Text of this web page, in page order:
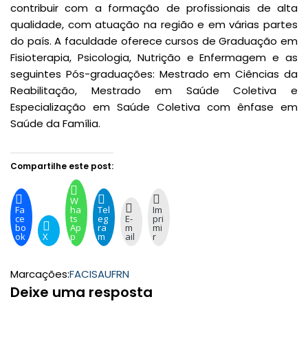
contribuir com a formação de profissionais de alta
qualidade, com atuação na região e em várias partes
do país. A faculdade oferece cursos de Graduação em
Fisioterapia, Psicologia, Nutrição e Enfermagem e as
seguintes Pós-graduações: Mestrado em Ciências da
Reabilitação, Mestrado em Saúde Coletiva e
Especialização em Saúde Coletiva com ênfase em
Saúde da Família.
Compartilhe este post:
Fa
ce
bo
ok X
W
ha
ts
Ap
p
Tel
eg
ra
m
E-
m
ail
Im
pri
mi
r
Marcações:FACISAUFRN
Deixe uma resposta